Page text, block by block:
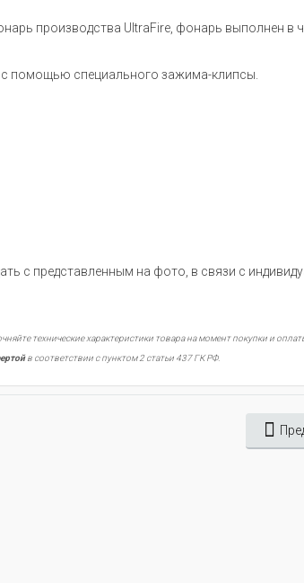
производства UltraFire, фонарь выполнен в
помощью специального зажима-клипсы.
с представленным на фото, в связи с
технические характеристики товара на момент покупки и
в соответствии с пунктом 2 статьи 437 ГК РФ.